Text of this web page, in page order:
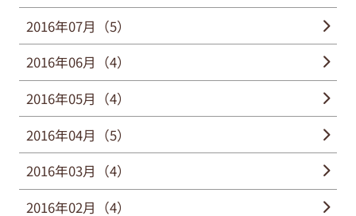
2016年07月（5）
2016年06月（4）
2016年05月（4）
2016年04月（5）
2016年03月（4）
2016年02月（4）